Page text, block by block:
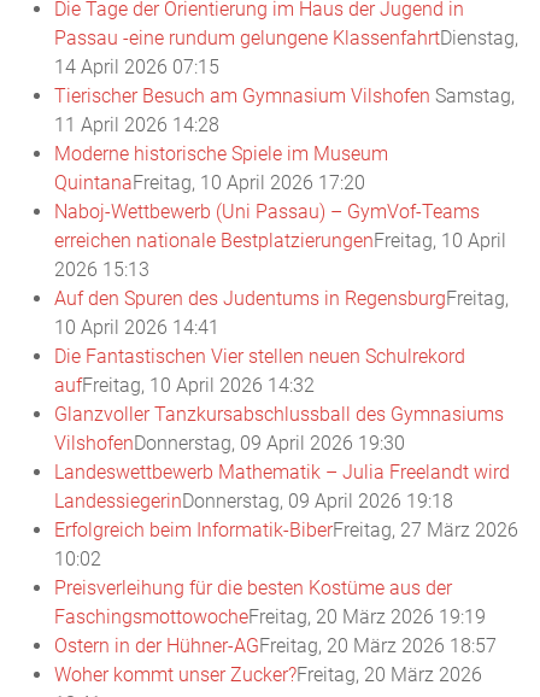
Die Tage der Orientierung im Haus der Jugend in
Passau -eine rundum gelungene KlassenfahrtDienstag,
14 April 2026 07:15
Tierischer Besuch am Gymnasium Vilshofen Samstag,
11 April 2026 14:28
Moderne historische Spiele im Museum
QuintanaFreitag, 10 April 2026 17:20
Naboj-Wettbewerb (Uni Passau) – GymVof-Teams
erreichen nationale BestplatzierungenFreitag, 10 April
2026 15:13
Auf den Spuren des Judentums in RegensburgFreitag,
10 April 2026 14:41
Die Fantastischen Vier stellen neuen Schulrekord
aufFreitag, 10 April 2026 14:32
Glanzvoller Tanzkursabschlussball des Gymnasiums
VilshofenDonnerstag, 09 April 2026 19:30
Landeswettbewerb Mathematik – Julia Freelandt wird
LandessiegerinDonnerstag, 09 April 2026 19:18
Erfolgreich beim Informatik-BiberFreitag, 27 März 2026
10:02
Preisverleihung für die besten Kostüme aus der
FaschingsmottowocheFreitag, 20 März 2026 19:19
Ostern in der Hühner-AGFreitag, 20 März 2026 18:57
Woher kommt unser Zucker?Freitag, 20 März 2026